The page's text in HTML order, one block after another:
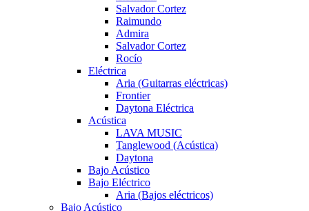
Salvador Cortez
Raimundo
Admira
Salvador Cortez
Rocío
Eléctrica
Aria (Guitarras eléctricas)
Frontier
Daytona Eléctrica
Acústica
LAVA MUSIC
Tanglewood (Acústica)
Daytona
Bajo Acústico
Bajo Eléctrico
Aria (Bajos eléctricos)
Bajo Acústico